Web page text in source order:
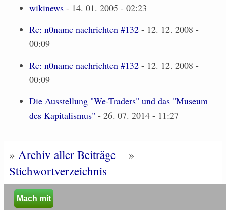
wikinews - 14. 01. 2005 - 02:23
Re: n0name nachrichten #132 - 12. 12. 2008 -
00:09
Re: n0name nachrichten #132 - 12. 12. 2008 -
00:09
Die Ausstellung "We-Traders" und das "Museum
des Kapitalismus" - 26. 07. 2014 - 11:27
» Archiv aller Beiträge
»
Stichwortverzeichnis
Mach mit